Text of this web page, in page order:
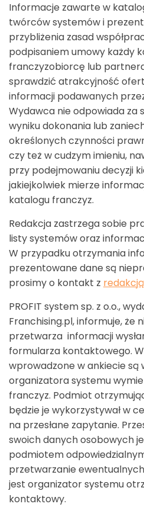
Informacje zawarte w
twórców systemów i
przybliżenia zasad
podpisaniem umowy każdy
franczyzobiorcę lub
sprawdzić atrakcyjność
informacji podawanych
Wydawca nie odpowiada za
wyniku dokonania lub
określonych czynności
czy też w cudzym imieniu,
przy podejmowaniu decyzji
jakiejkolwiek mierze
katalogu franczyz.
Redakcja zastrzega sobie
listy systemów oraz
W przypadku otrzymania
prezentowane dane są
prosimy o kontakt z redakcją
PROFIT system sp. z o.o.,
Franchising.pl, informuje, że
przetwarza informacji
formularza kontaktowego.
wprowadzone w ankiecie są
organizatora systemu
franczyz. Podmiot
będzie je wykorzystywał w
na przesłane zapytanie.
swoich danych osobowych
podmiotem
przetwarzanie
jest organizator systemu
kontaktowy.